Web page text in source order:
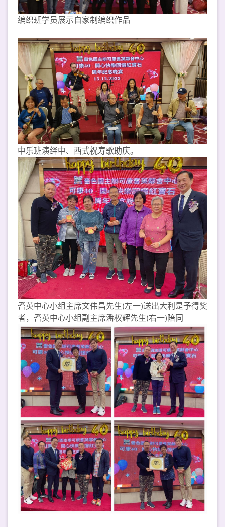
编织班学员展示自家制编织作品
中乐班演绎中、西式祝寿歌助庆。
耆英中心小组主席文伟昌先生(左一)送出大利是予得奖
者，耆英中心小组副主席潘权辉先生(右一)陪同